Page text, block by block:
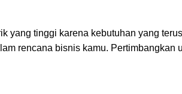
yang tinggi karena kebutuhan yang
rencana bisnis kamu. Pertimbangkan